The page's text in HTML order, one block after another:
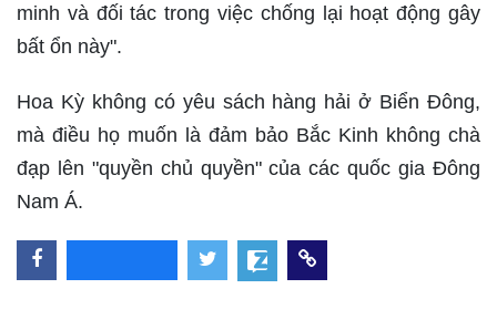
minh và đối tác trong việc chống lại hoạt động gây
bất ổn này".
Hoa Kỳ không có yêu sách hàng hải ở Biển Đông,
mà điều họ muốn là đảm bảo Bắc Kinh không chà
đạp lên "quyền chủ quyền" của các quốc gia Đông
Nam Á.